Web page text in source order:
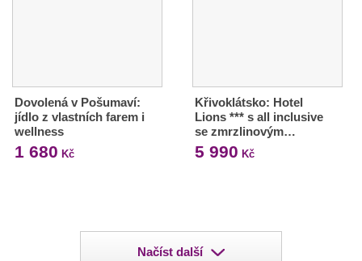
Dovolená v Pošumaví:
jídlo z vlastních farem i
wellness
1 680 Kč
Křivoklátsko: Hotel
Lions *** s all inclusive
se zmrzlinovým…
5 990 Kč
Načíst další